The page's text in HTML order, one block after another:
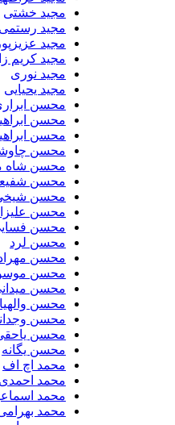
مجید خشتی
مجید رستمی
مجید عزیزپور
مجید کریم زاده
مجید نوری
مجید یحیایی
محسن ابراری
محسن ابراهیم زاده
محسن ابراهیمی
محسن چاوشی
محسن شاه محمدی
محسن شفیعی
محسن شیخی
محسن علیزاده
محسن فسایی
محسن لرد
محسن مهراد
محسن موسوی
محسن میدانی
محسن والهیان
محسن وجدانی
محسن یاحقی
محسن یگانه
محمد اچ اف
محمد احمدی
محمد اسماعیل زاده
محمد بهرامی